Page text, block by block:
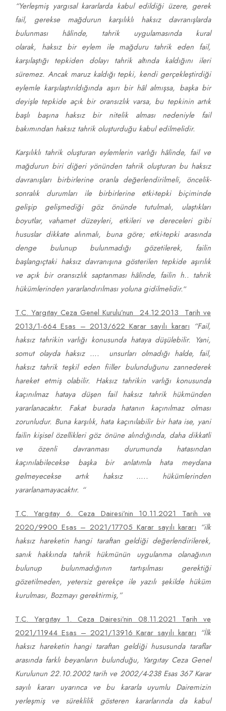
“Yerleşmiş yargısal kararlarda kabul edildiği üzere, gerek
fail, gerekse mağdurun karşılıklı haksız davranışlarda
bulunması hâlinde, tahrik uygulamasında kural
olarak, haksız bir eylem ile mağduru tahrik eden fail,
karşılaştığı tepkiden dolayı tahrik altında kaldığını ileri
süremez. Ancak maruz kaldığı tepki, kendi gerçekleştirdiği
eylemle karşılaştırıldığında aşırı bir hâl almışsa, başka bir
deyişle tepkide açık bir oransızlık varsa, bu tepkinin artık
başlı başına haksız bir nitelik alması nedeniyle fail
bakımından haksız tahrik oluşturduğu kabul edilmelidir.
Karşılıklı tahrik oluşturan eylemlerin varlığı hâlinde, fail ve
mağdurun biri diğeri yönünden tahrik oluşturan bu haksız
davranışları birbirlerine oranla değerlendirilmeli, öncelik-
sonralık durumları ile birbirlerine etki-tepki biçiminde
gelişip gelişmediği göz önünde tutulmalı, ulaştıkları
boyutlar, vahamet düzeyleri, etkileri ve dereceleri gibi
hususlar dikkate alınmalı, buna göre; etki-tepki arasında
denge bulunup bulunmadığı gözetilerek, failin
başlangıçtaki haksız davranışına gösterilen tepkide aşırılık
ve açık bir oransızlık saptanması hâlinde, failin h.. tahrik
hükümlerinden yararlandırılması yoluna gidilmelidir.“
T.C. Yargıtay Ceza Genel Kurulu’nun 24.12.2013 Tarih ve
2013/1-664 Esas – 2013/622 Karar sayılı kararı “Fail,
haksız tahrikin varlığı konusunda hataya düşülebilir. Yani,
somut olayda haksız …. unsurları olmadığı halde, fail,
haksız tahrik teşkil eden fiiller bulunduğunu zannederek
hareket etmiş olabilir. Haksız tahrikin varlığı konusunda
kaçınılmaz hataya düşen fail haksız tahrik hükmünden
yararlanacaktır. Fakat burada hatanın kaçınılmaz olması
zorunludur. Buna karşılık, hata kaçınılabilir bir hata ise, yani
failin kişisel özellikleri göz önüne alındığında, daha dikkatli
ve özenli davranması durumunda hatasından
kaçınılabilecekse başka bir anlatımla hata meydana
gelmeyecekse artık haksız ….. hükümlerinden
yararlanamayacaktır. “
T.C. Yargıtay 6. Ceza Dairesi’nin 10.11.2021 Tarih ve
2020/9900 Esas – 2021/17705 Karar sayılı kararı “ilk
haksız hareketin hangi taraftan geldiği değerlendirilerek,
sanık hakkında tahrik hükmünün uygulanma olanağının
bulunup bulunmadığının tartışılması gerektiği
gözetilmeden, yetersiz gerekçe ile yazılı şekilde hüküm
kurulması, Bozmayı gerektirmiş,”
T.C. Yargıtay 1. Ceza Dairesi’nin 08.11.2021 Tarih ve
2021/11944 Esas – 2021/13916 Karar sayılı kararı “İlk
haksız hareketin hangi taraftan geldiği hususunda taraflar
arasında farklı beyanların bulunduğu, Yargıtay Ceza Genel
Kurulunun 22.10.2002 tarih ve 2002/4-238 Esas 367 Karar
sayılı kararı uyarınca ve bu kararla uyumlu Dairemizin
yerleşmiş ve süreklilik gösteren kararlarında da kabul